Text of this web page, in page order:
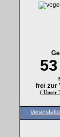
53
frei zur
( Unser